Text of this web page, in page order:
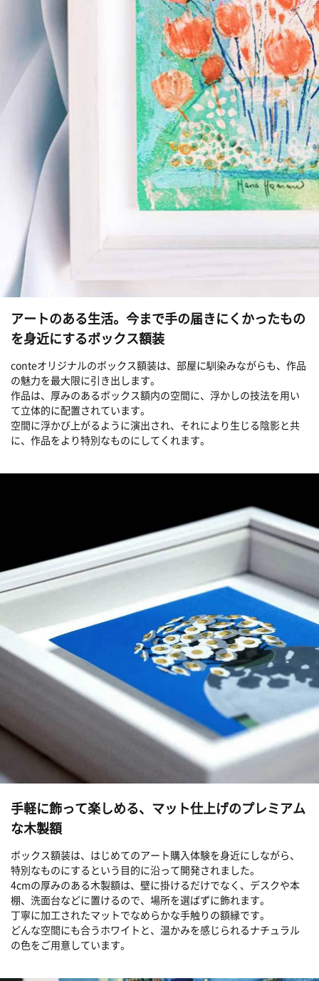
アートのある生活。今まで手の届きにくかったもの
を身近にするボックス額装
conteオリジナルのボックス額装は、部屋に馴染みながらも、作品
の魅力を最大限に引き出します。
作品は、厚みのあるボックス額内の空間に、浮かしの技法を用い
て立体的に配置されています。
空間に浮かび上がるように演出され、それにより生じる陰影と共
に、作品をより特別なものにしてくれます。
手軽に飾って楽しめる、マット仕上げのプレミアム
な木製額
ボックス額装は、はじめてのアート購入体験を身近にしながら、
特別なものにするという目的に沿って開発されました。
4cmの厚みのある木製額は、壁に掛けるだけでなく、デスクや本
棚、洗面台などに置けるので、場所を選ばずに飾れます。
丁寧に加工されたマットでなめらかな手触りの額縁です。
どんな空間にも合うホワイトと、温かみを感じられるナチュラル
の色をご用意しています。